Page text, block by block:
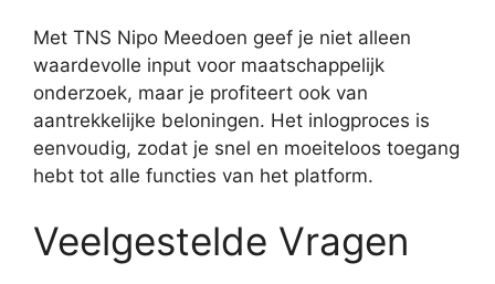
Met TNS Nipo Meedoen geef je niet alleen
waardevolle input voor maatschappelijk
onderzoek, maar je profiteert ook van
aantrekkelijke beloningen. Het inlogproces is
eenvoudig, zodat je snel en moeiteloos toegang
hebt tot alle functies van het platform.
Veelgestelde Vragen